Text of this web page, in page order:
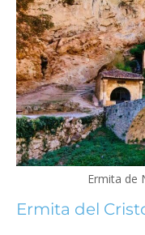
Ermita de
Ermita del